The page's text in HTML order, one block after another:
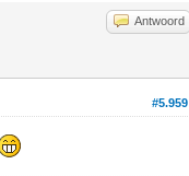
Antwoord
#5.959